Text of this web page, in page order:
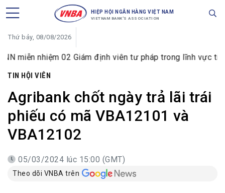
HIỆP HỘI NGÂN HÀNG VIỆT NAM
VIETNAM BANK'S ASSOCIATION
Thứ bảy, 08/08/2026
02 Giám định viên tư pháp trong lĩnh vực tiền tệ và
TIN HỘI VIÊN
Agribank chốt ngày trả lãi trái
phiếu có mã VBA12101 và
VBA12102
05/03/2024 lúc 15:00 (GMT)
Theo dõi VNBA trên